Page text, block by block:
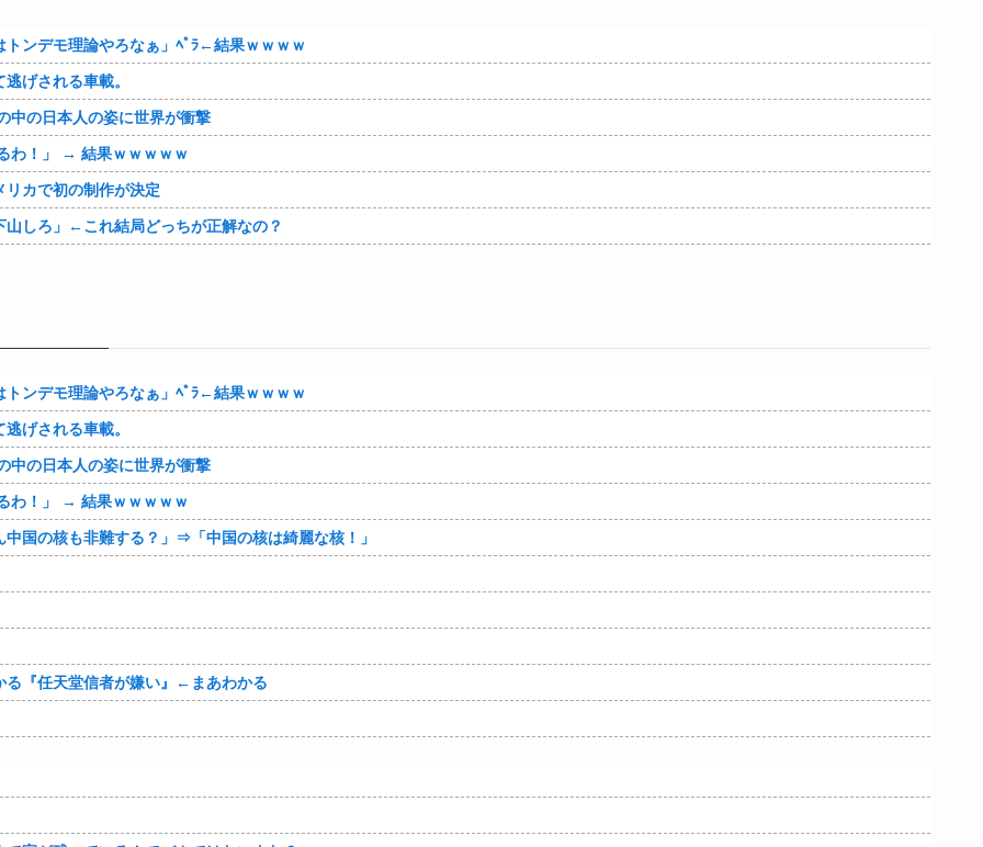
ンデモ理論やろなぁ」ﾍﾟﾗ←結果ｗｗｗｗ
げされる車載。
中の日本人の姿に世界が衝撃
わ！」 → 結果ｗｗｗｗｗ
カで初の制作が決定
しろ」←これ結局どっちが正解なの？
ンデモ理論やろなぁ」ﾍﾟﾗ←結果ｗｗｗｗ
げされる車載。
中の日本人の姿に世界が衝撃
わ！」 → 結果ｗｗｗｗｗ
国の核も非難する？」⇒「中国の核は綺麗な核！」
『任天堂信者が嫌い』←まあわかる